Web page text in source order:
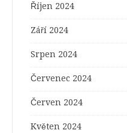
Říjen 2024
Září 2024
Srpen 2024
Červenec 2024
Červen 2024
Květen 2024